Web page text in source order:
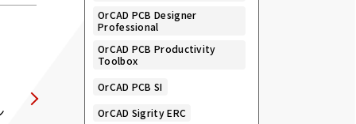
OrCAD PCB Designer
Professional
OrCAD PCB Productivity
Toolbox
OrCAD PCB SI
OrCAD Sigrity ERC